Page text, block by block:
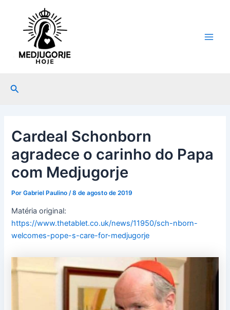
conteúdo
Pesquisar
Cardeal Schonborn
agradece o carinho do Papa
com Medjugorje
PorGabriel Paulino/8 de agosto de 2019
Matéria original:
https://www.thetablet.co.uk/news/11950/sch-nborn-
welcomes-pope-s-care-for-medjugorje
navigation